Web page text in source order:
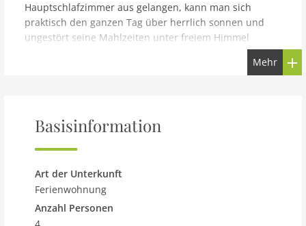
Hauptschlafzimmer aus gelangen, kann man sich
praktisch den ganzen Tag über herrlich sonnen und
ungestört seine Mahlzeiten unter freiem Himmel
Aufgrund der günstigen Lage der Unterkunft können
maximal 30 Minuten entfernt. Im Dorf Llanes erwarten
10 Minuten zu erreichen ist.
Zum städtischen Golfplatz „La Cuesta“, den man von
der Terrasse der Wohnung aus sieht, fahren Sie mit
dem Auto in nur 5 Minuten. Der 18-Loch-Platz im
Mehr
Basisinformation
Art der Unterkunft
Ferienwohnung
Anzahl Personen